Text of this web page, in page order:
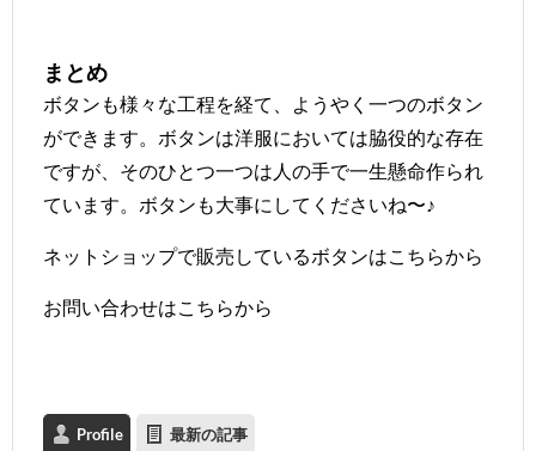
まとめ
ボタンも様々な工程を経て、ようやく一つのボタン
ができます。ボタンは洋服においては脇役的な存在
ですが、そのひとつ一つは人の手で一生懸命作られ
ています。ボタンも大事にしてくださいね〜♪
ネットショップで販売しているボタンはこちらから
お問い合わせはこちらから
Profile 最新の記事